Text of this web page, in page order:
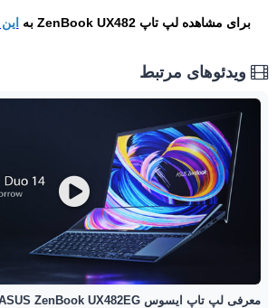
برای مشاهده لپ تاپ ZenBook UX482 به
ویدئوهای مرتبط
معرفی لپ تاپ ایسوس ASUS ZenBook UX482EG